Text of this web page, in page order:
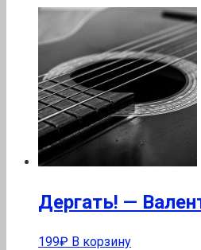
Дергать! —
199₽ В корзину